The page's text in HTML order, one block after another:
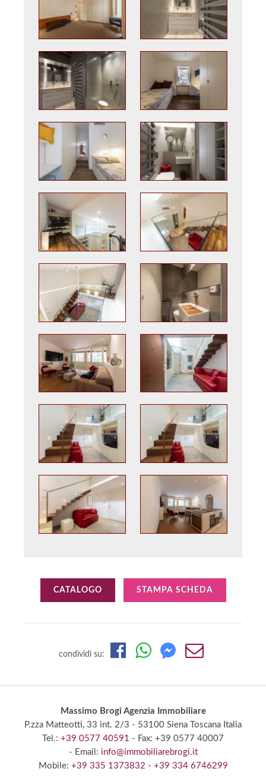
CATALOGO STAMPA SCHEDA
condividi su:
Massimo Brogi Agenzia Immobiliare
P.zza Matteotti, 33 int. 2/3 - 53100 Siena
Toscana Italia
Tel.: +39 0577 40591 - Fax: +39 0577 40007
- Email: info@immobiliarebrogi.it
Mobile: +39 335 1373832 - +39 334 6746299